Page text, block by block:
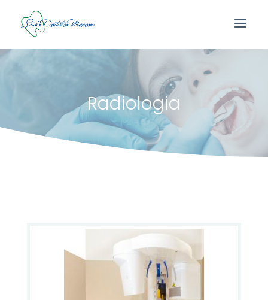
Radiologia